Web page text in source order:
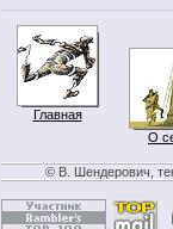
Главная
О
© В. Шендерович,